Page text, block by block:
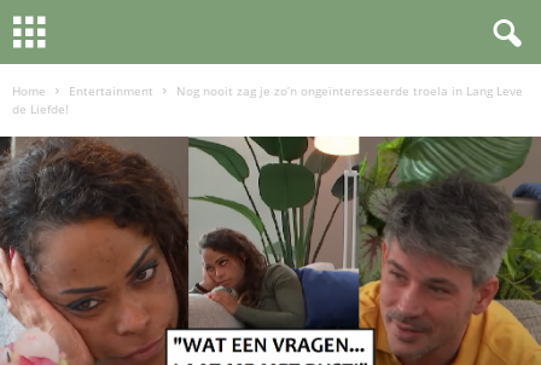
Home Entertainment
Nog nooit zag je zo’n ongeïnteresseerde troela in Lang Leve
de Liefde!